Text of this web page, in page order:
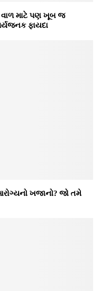
વાળ માટે પણ ખૂબ જ
ફાયદા
ખજાનો? જો તમે